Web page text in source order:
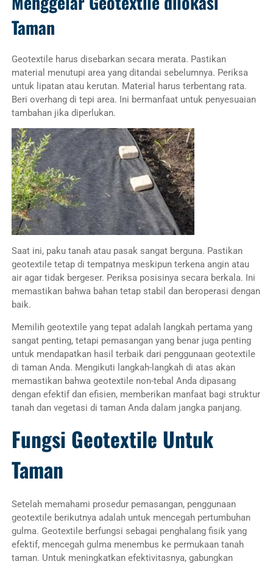
Taman
Geotextile harus disebarkan secara merata. Pastikan
material menutupi area yang ditandai sebelumnya. Periksa
untuk lipatan atau kerutan. Material harus terbentang rata.
Beri overhang di tepi area. Ini bermanfaat untuk penyesuaian
tambahan jika diperlukan.
Saat ini, paku tanah atau pasak sangat berguna. Pastikan
geotextile tetap di tempatnya meskipun terkena angin atau
air agar tidak bergeser. Periksa posisinya secara berkala. Ini
memastikan bahwa bahan tetap stabil dan beroperasi dengan
baik.
Memilih geotextile yang tepat adalah langkah pertama yang
sangat penting, tetapi pemasangan yang benar juga penting
untuk mendapatkan hasil terbaik dari penggunaan geotextile
di taman Anda. Mengikuti langkah-langkah di atas akan
memastikan bahwa geotextile non-tebal Anda dipasang
dengan efektif dan efisien, memberikan manfaat bagi struktur
tanah dan vegetasi di taman Anda dalam jangka panjang.
Fungsi Geotextile Untuk
Taman
Setelah memahami prosedur pemasangan, penggunaan
geotextile berikutnya adalah untuk mencegah pertumbuhan
gulma. Geotextile berfungsi sebagai penghalang fisik yang
efektif, mencegah gulma menembus ke permukaan tanah
taman. Untuk meningkatkan efektivitasnya, gabungkan